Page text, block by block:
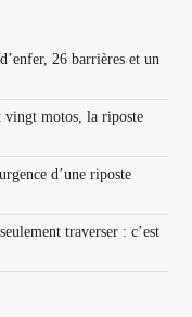
26 barrières et un
vingt motos, la riposte
d’une riposte
traverser : c’est